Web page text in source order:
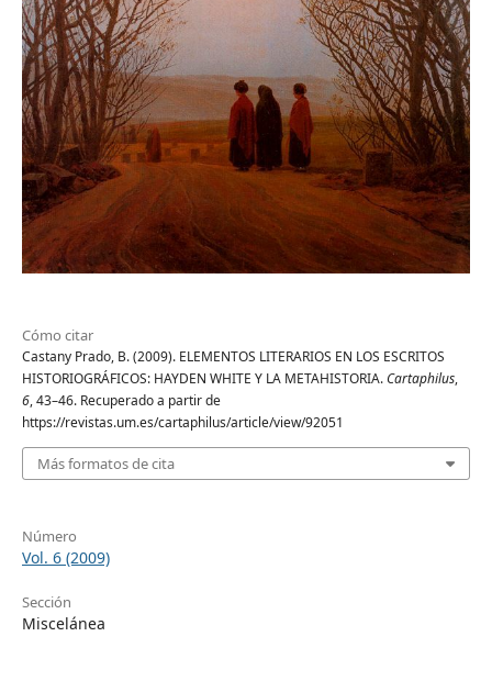
Cómo citar
Castany Prado, B. (2009). ELEMENTOS LITERARIOS EN LOS ESCRITOS
HISTORIOGRÁFICOS: HAYDEN WHITE Y LA METAHISTORIA.Cartaphilus,
6, 43–46. Recuperado a partir de
https://revistas.um.es/cartaphilus/article/view/92051
Más formatos de cita
Número
Vol. 6 (2009)
Sección
Miscelánea